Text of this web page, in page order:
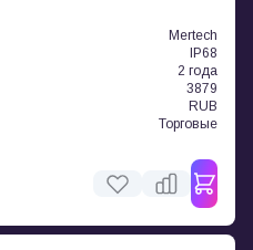
Mertech
IP68
2 года
3879
RUB
Торговые